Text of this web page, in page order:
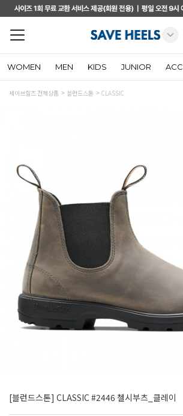
WOMEN MEN KIDS JUNIOR ACC
세이브힐즈 전체상품 블런드스톤 CLASSIC
[블런드스톤] CLASSIC #2446 첼시부츠_클레이